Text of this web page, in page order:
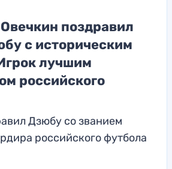
поздравил
с историческим
лучшим
российского
Дзюбу со званием
российского футбола